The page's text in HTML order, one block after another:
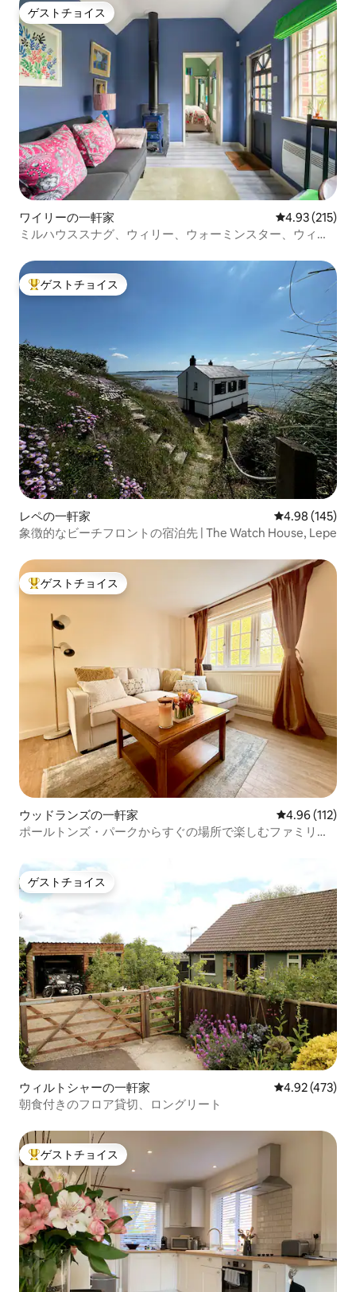
ゲストチョイス
ゲストチョイス
ワイリーの一軒家 レビュー215
4.93 (215)
ミルハウススナグ、ウィリー、ウォーミンスター、ウィル
大好評のゲストチョイスです。
ゲストチョイス
レペの一軒家 レビュー145
4.98 (145)
象徴的なビーチフロントの宿泊先 | The Watch House, Lepe
大好評のゲストチョイスです。
ゲストチョイス
ウッドランズの一軒家 レビュー112
4.96 (112)
ポールトンズ・パークからすぐの場所で楽しむファミリー
ゲストチョイス
ゲストチョイス
ウィルトシャーの一軒家 レビュー473
4.92 (473)
朝食付きのフロア貸切、ロングリート
大好評のゲストチョイスです。
ゲストチョイス